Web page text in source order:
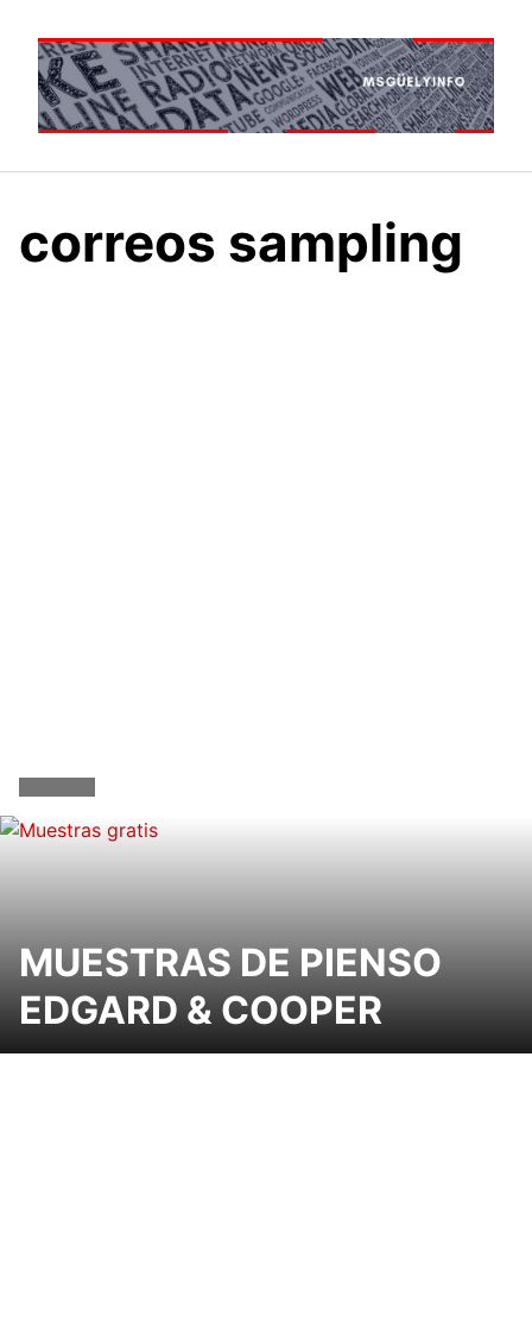
contenido
correos sampling
MUESTRAS DE PIENSO
EDGARD & COOPER